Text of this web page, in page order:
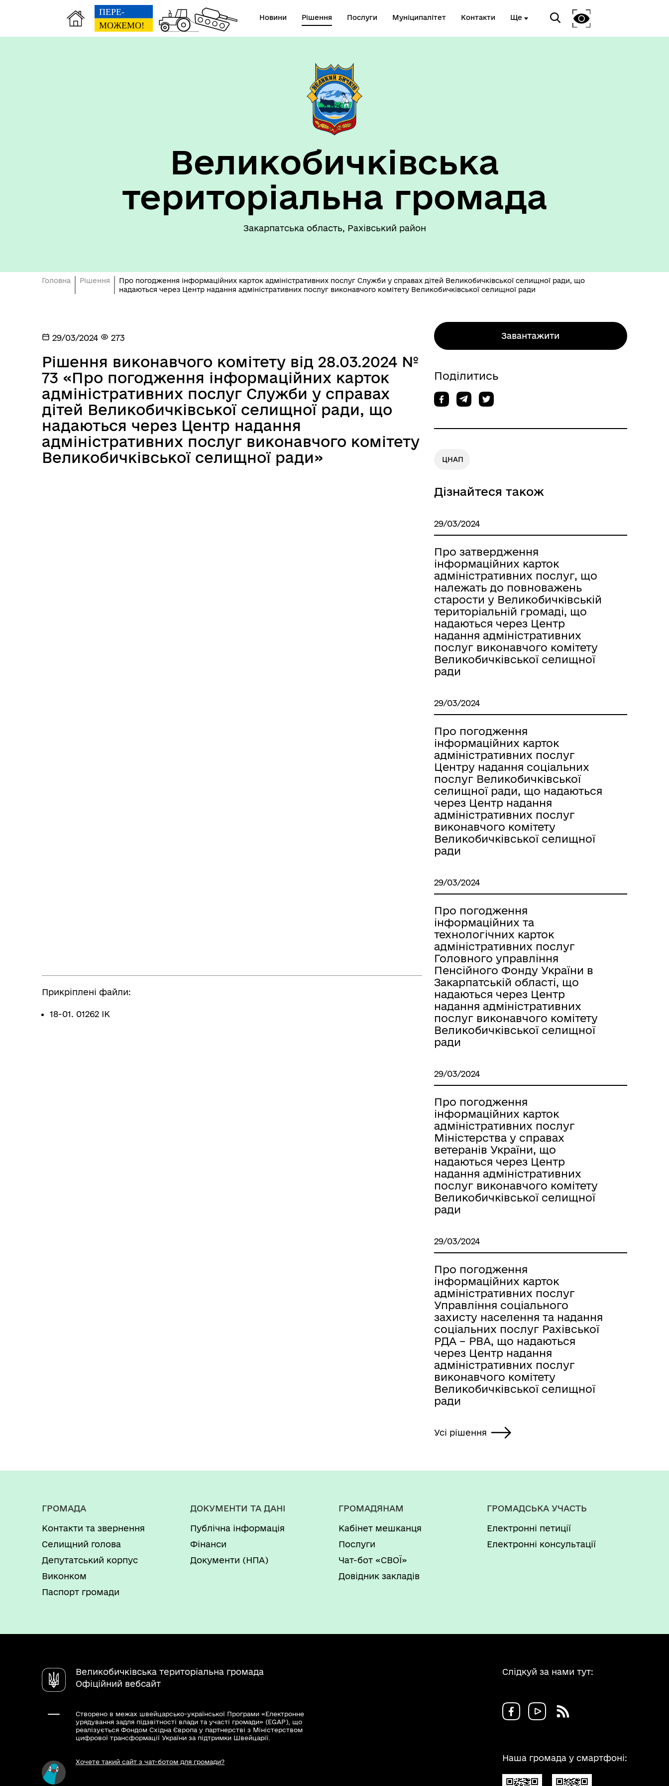
Новини Рішення Послуги Муніципалітет Контакти Ще
Бюджет громади
Герої не вмирають
установ Великобичківської ТГ
Великобичківська
територіальна громада
Закарпатська область, Рахівський район
Головна Рішення
Про погодження інформаційних карток адміністративних послуг Служби у справах дітей Великобичківської селищної ради, що
надаються через Центр надання адміністративних послуг виконавчого комітету Великобичківської селищної ради
29/03/2024 273
Рішення виконавчого комітету від 28.03.2024 №
73 «Про погодження інформаційних карток
адміністративних послуг Служби у справах
дітей Великобичківської селищної ради, що
надаються через Центр надання
адміністративних послуг виконавчого комітету
Великобичківської селищної ради»
Прикріплені файли:
18-01. 01262 ІК
Завантажити
Поділитись
ЦНАП
Дізнайтеся також
29/03/2024
Про затвердження
інформаційних карток
адміністративних послуг, що
належать до повноважень
старости у Великобичківській
територіальній громаді, що
надаються через Центр
надання адміністративних
послуг виконавчого комітету
Великобичківської селищної
ради
29/03/2024
Про погодження
інформаційних карток
адміністративних послуг
Центру надання соціальних
послуг Великобичківської
селищної ради, що надаються
через Центр надання
адміністративних послуг
виконавчого комітету
Великобичківської селищної
ради
29/03/2024
Про погодження
інформаційних та
технологічних карток
адміністративних послуг
Головного управління
Пенсійного Фонду України в
Закарпатській області, що
надаються через Центр
надання адміністративних
послуг виконавчого комітету
Великобичківської селищної
ради
29/03/2024
Про погодження
інформаційних карток
адміністративних послуг
Міністерства у справах
ветеранів України, що
надаються через Центр
надання адміністративних
послуг виконавчого комітету
Великобичківської селищної
ради
29/03/2024
Про погодження
інформаційних карток
адміністративних послуг
Управління соціального
захисту населення та надання
соціальних послуг Рахівської
РДА – РВА, що надаються
через Центр надання
адміністративних послуг
виконавчого комітету
Великобичківської селищної
ради
Усі рішення
ГРОМАДА
Контакти та звернення
Селищний голова
Депутатський корпус
Виконком
Паспорт громади
ДОКУМЕНТИ ТА ДАНІ
Публічна інформація
Фінанси
Документи (НПА)
ГРОМАДЯНАМ
Кабінет мешканця
Послуги
Чат-бот «СВОЇ»
Довідник закладів
ГРОМАДСЬКА УЧАСТЬ
Електронні петиції
Електронні консультації
Великобичківська територіальна громада
Офіційний вебсайт
Створено в межах швейцарсько-української Програми «Електронне
урядування задля підзвітності влади та участі громади» (EGAP), що
реалізується Фондом Східна Європа у партнерстві з Міністерством
цифрової трансформації України за підтримки Швейцарії.
Хочете такий сайт з чат-ботом для громади?
Слідкуй за нами тут:
Наша громада у смартфоні: